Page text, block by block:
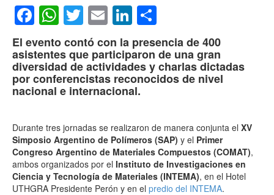
Facebook
WhatsApp
Twitter
EmailLinkedIn
El evento contó con la presencia de 400
asistentes que participaron de una gran
diversidad de actividades y charlas dictadas
por conferencistas reconocidos de nivel
nacional e internacional.
Durante tres jornadas se realizaron de manera conjunta el XV
Simposio Argentino de Polímeros (SAP) y el Primer
Congreso Argentino de Materiales Compuestos (COMAT),
ambos organizados por el Instituto de Investigaciones en
Ciencia y Tecnología de Materiales (INTEMA), en el Hotel
UTHGRA Presidente Perón y en el predio del INTEMA.